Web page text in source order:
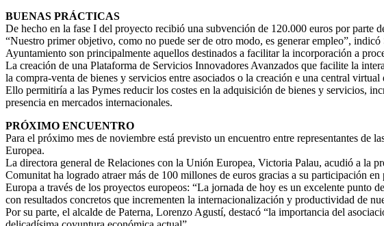
BUENAS PRÁCTICAS
De hecho en la fase I del proyecto recibió una subvención de 120.000 euros por parte
“Nuestro primer objetivo, como no puede ser de otro modo, es generar empleo”,
Ayuntamiento son principalmente aquellos destinados a facilitar la incorporación a
La creación de una Plataforma de Servicios Innovadores Avanzados que facilite la
la compra-venta de bienes y servicios entre asociados o la creación e una central
Ello permitiría a las Pymes reducir los costes en la adquisición de bienes y servicios,
presencia en mercados internacionales.
PRÓXIMO ENCUENTRO
Para el próximo mes de noviembre está previsto un encuentro entre representantes de
Europea.
La directora general de Relaciones con la Unión Europea, Victoria Palau, acudió a la
Comunitat ha logrado atraer más de 100 millones de euros gracias a su participación
Europa a través de los proyectos europeos: “La jornada de hoy es un excelente punto
con resultados concretos que incrementen la internacionalización y productividad de
Por su parte, el alcalde de Paterna, Lorenzo Agustí, destacó “la importancia del